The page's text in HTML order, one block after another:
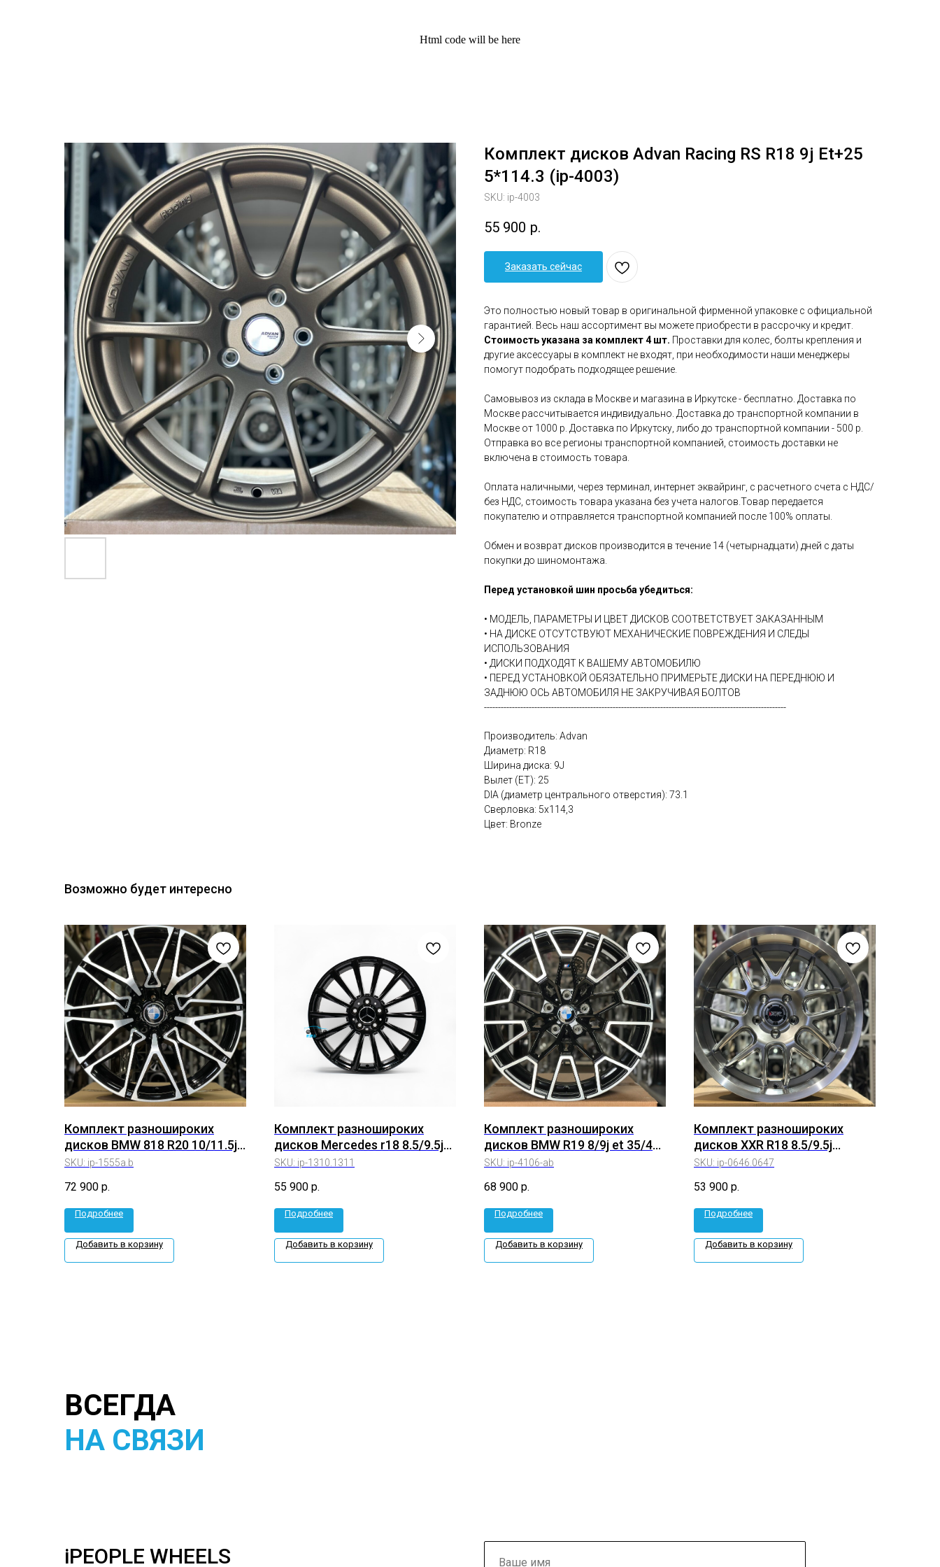
Html code will be here
Комплект дисков Advan Racing RS R18 9j Et+25
5*114.3 (ip-4003)
SKU: ip-4003
55 900 р.
Заказать сейчас
Это полностью новый товар в оригинальной фирменной упаковке с официальной
гарантией. Весь наш ассортимент вы можете приобрести в рассрочку и кредит.
Стоимость указана за комплект 4 шт. Проставки для колес, болты крепления и
другие аксессуары в комплект не входят, при необходимости наши менеджеры
помогут подобрать подходящее решение.
Самовывоз из склада в Москве и магазина в Иркутске - бесплатно. Доставка по
Москве рассчитывается индивидуально. Доставка до транспортной компании в
Москве от 1000 р. Доставка по Иркутску, либо до транспортной компании - 500 р.
Отправка во все регионы транспортной компанией, стоимость доставки не
включена в стоимость товара.
Оплата наличными, через терминал, интернет эквайринг, с расчетного счета с НДС/
без НДС, стоимость товара указана без учета налогов.Товар передается
покупателю и отправляется транспортной компанией после 100% оплаты.
Обмен и возврат дисков производится в течение 14 (четырнадцати) дней с даты
покупки до шиномонтажа.
Перед установкой шин просьба убедиться:
• МОДЕЛЬ, ПАРАМЕТРЫ И ЦВЕТ ДИСКОВ СООТВЕТСТВУЕТ ЗАКАЗАННЫМ
• НА ДИСКЕ ОТСУТСТВУЮТ МЕХАНИЧЕСКИЕ ПОВРЕЖДЕНИЯ И СЛЕДЫ
ИСПОЛЬЗОВАНИЯ
• ДИСКИ ПОДХОДЯТ К ВАШЕМУ АВТОМОБИЛЮ
• ПЕРЕД УСТАНОВКОЙ ОБЯЗАТЕЛЬНО ПРИМЕРЬТЕ ДИСКИ НА ПЕРЕДНЮЮ И
ЗАДНЮЮ ОСЬ АВТОМОБИЛЯ НЕ ЗАКРУЧИВАЯ БОЛТОВ
------------------------------------------------------------------------------------------------------------
Производитель: Advan
Диаметр: R18
Ширина диска: 9J
Вылет (ET): 25
DIA (диаметр центрального отверстия): 73.1
Сверловка: 5х114,3
Цвет: Bronze
Возможно будет интересно
Комплект разношироких
дисков BMW 818 R20 10/11.5j
Et40/35 5*120 (ip-1555a.b)
SKU: ip-1555a.b
72 900 р.
Подробнее
Добавить в корзину
Комплект разношироких
дисков Mercedes r18 8.5/9.5j
ET+35 5*112 (ip-1310.1311)
SKU: ip-1310.1311
55 900 р.
Подробнее
Добавить в корзину
Комплект разношироких
дисков BMW R19 8/9j et 35/40
5*112 (ip-4106-ab)
SKU: ip-4106-ab
68 900 р.
Подробнее
Добавить в корзину
Комплект разношироких
дисков XXR R18 8.5/9.5j
Et+35/+25 5*114.3 (ip-
SKU: ip-0646.0647
53 900 р.
Подробнее
Добавить в корзину
ВСЕГДА
НА СВЯЗИ
iPEOPLE WHEELS